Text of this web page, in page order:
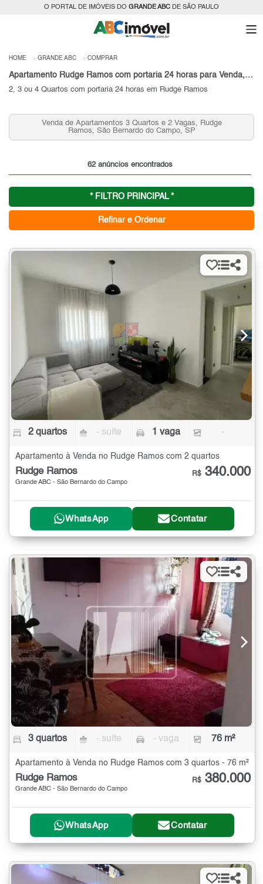
O PORTAL DE IMÓVEIS DO GRANDE ABC DE SÃO PAULO
HOME GRANDE ABC COMPRAR
Apartamento Rudge Ramos com portaria 24 horas para Venda, Grande ABC, SP
2, 3 ou 4 Quartos com portaria 24 horas em Rudge Ramos
Venda de Apartamentos 3 Quartos e 2 Vagas, Rudge
Ramos, São Bernardo do Campo, SP
62 anúncios encontrados
* FILTRO PRINCIPAL *
Refinar e Ordenar
2 quartos - suíte 1 vaga -
Apartamento à Venda no Rudge Ramos com 2 quartos
Rudge Ramos
Grande ABC - São Bernardo do Campo
R$ 340.000
WhatsApp Contatar
3 quartos - suíte - vaga 76 m²
Apartamento à Venda no Rudge Ramos com 3 quartos - 76 m²
Rudge Ramos
Grande ABC - São Bernardo do Campo
R$ 380.000
WhatsApp Contatar